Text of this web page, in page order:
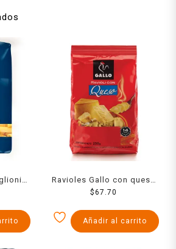
Ravioles Gallo con queso
250 g
$67.70
Añadir al carrito